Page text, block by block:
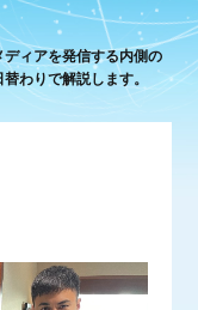
ィアを発信する内側の
わりで解説します。